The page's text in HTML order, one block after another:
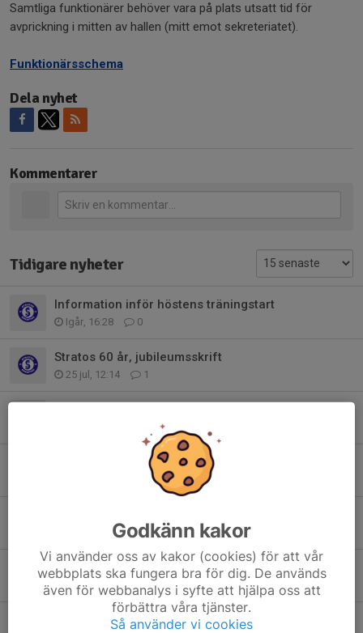
Samtliga funktionärer behöver vara på plats utsatt tid för
avprickning i mitten av hallen (mitt emot sekreteriatet).
Funktionärsschema
Dela nyhet
Kommentarer
Tidigare nyheter
Information inför höstens träningstart
Igår, 16:28 0
Stratos 60 år, jubileumsskrift
25 jul, 12:14 1
Anmälan vikingapoolen 28-30 augusti öppen
24 jul, 19:35 0
Sommarträning i distriktet
5 jul, 19:48
Motioner till årsmöte
Godkänn kakor
Vi använder oss av kakor (cookies) för att vår
webbplats ska fungera bra för dig. De används
även för webbanalys i syfte att hjälpa oss att
förbättra våra tjänster.
Så använder vi cookies